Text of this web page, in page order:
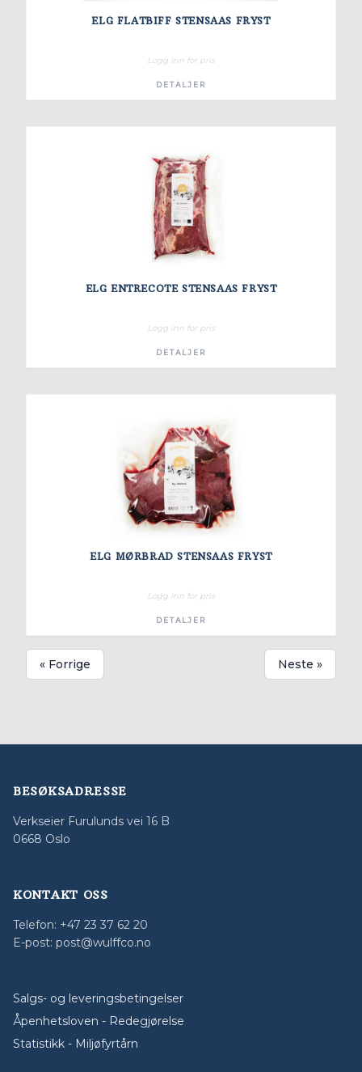
ELG FLATBIFF STENSAAS FRYST
Logg inn for pris
DETALJER
ELG ENTRECOTE STENSAAS FRYST
Logg inn for pris
DETALJER
ELG MØRBRAD STENSAAS FRYST
Logg inn for pris
DETALJER
« Forrige Neste »
BESØKSADRESSE
Verkseier Furulunds vei 16 B
0668 Oslo
KONTAKT OSS
Telefon: +47 23 37 62 20
E-post: post@wulffco.no
Salgs- og leveringsbetingelser
Åpenhetsloven - Redegjørelse
Statistikk - Miljøfyrtårn